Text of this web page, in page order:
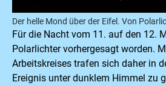
Der helle Mond über der Eifel. Von
Für die Nacht vom 11. auf den 12.
Polarlichter vorhergesagt worden.
Arbeitskreises trafen sich daher in
Ereignis unter dunklem Himmel zu